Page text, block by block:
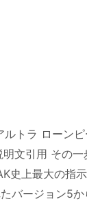
ルトラ ローン
文引用 その一
史上最大の指
バージョン5か